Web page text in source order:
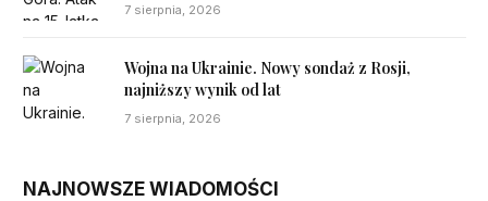
7 sierpnia, 2026
Wojna na Ukrainie. Nowy sondaż z Rosji,
najniższy wynik od lat
7 sierpnia, 2026
NAJNOWSZE WIADOMOŚCI